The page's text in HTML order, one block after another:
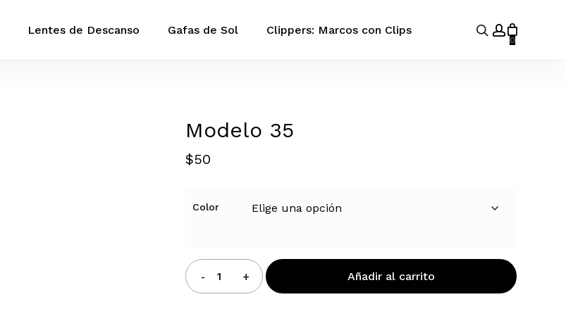
Lentes de Descanso Gafas de Sol Clippers: Marcos con Clips search
account
0
Close
Modelo 35
$50
Color
Modelo
35
Añadir al carrito